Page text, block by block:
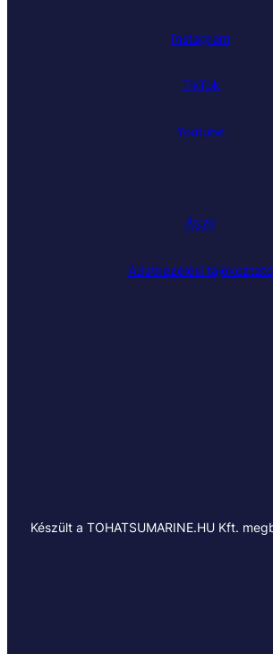
Instagram
TikTok
Youtube
ÁSZF
Adatkezelési tájékoztató
Készült a TOHATSUMARINE.HU Kft.